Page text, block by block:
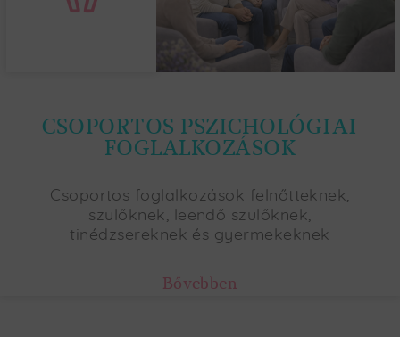
CSOPORTOS PSZICHOLÓGIAI
FOGLALKOZÁSOK
Csoportos foglalkozások felnőtteknek,
szülőknek, leendő szülőknek,
tinédzsereknek és gyermekeknek
Bővebben